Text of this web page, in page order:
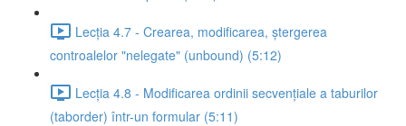
Lecția 4.7 - Crearea, modificarea, ștergerea
controalelor "nelegate" (unbound) (5:12)
Lecția 4.8 - Modificarea ordinii secvențiale a taburilor
(taborder) într-un formular (5:11)